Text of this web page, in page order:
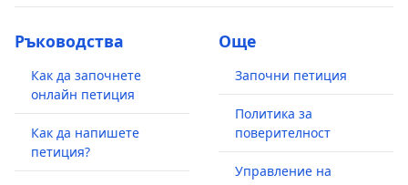
Ръководства
Как да започнете
онлайн петиция
Как да напишете
петиция?
Още
Започни петиция
Политика за
поверителност
Управление на